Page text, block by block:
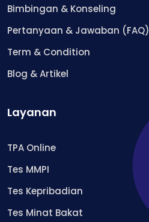
Bimbingan & Konseling
Pertanyaan & Jawaban (FAQ)
Term & Condition
Blog & Artikel
Layanan
TPA Online
Tes MMPI
Tes Kepribadian
Tes Minat Bakat